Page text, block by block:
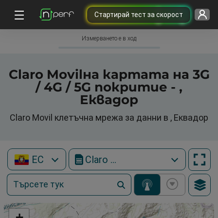
Cтартирай тест за скорост
Измерването е в ход
Claro Movilна картата на 3G
/ 4G / 5G покритие - ,
Еквадор
Claro Movil клетъчна мрежа за данни в , Еквадор
EC Claro Movil